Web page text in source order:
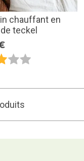
chauffant en
teckel